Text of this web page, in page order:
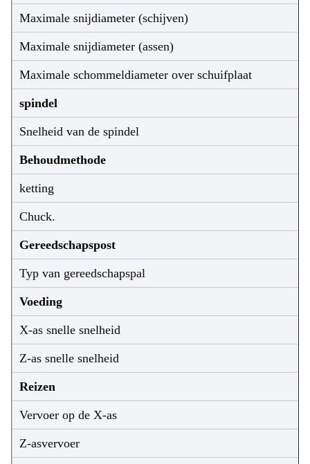
Maximale snijdiameter (schijven)
Maximale snijdiameter (assen)
Maximale schommeldiameter over schuifplaat
spindel
Snelheid van de spindel
Behoudmethode
ketting
Chuck.
Gereedschapspost
Typ van gereedschapspal
Voeding
X-as snelle snelheid
Z-as snelle snelheid
Reizen
Vervoer op de X-as
Z-asvervoer